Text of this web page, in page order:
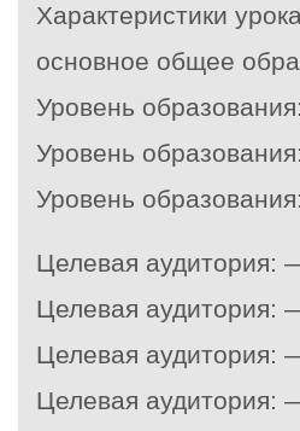
Характеристики
основное общее
Уровень
Уровень
Уровень
Целевая аудитория:
Целевая аудитория:
Целевая аудитория:
Целевая аудитория: